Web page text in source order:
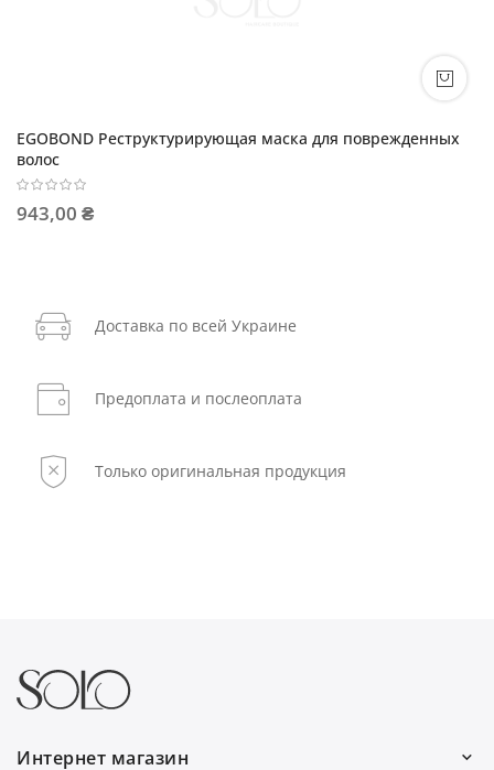
EGOBOND Реструктурирующая маска для поврежденных
волос
943,00 ₴
Доставка по всей Украине
Предоплата и послеоплата
Только оригинальная продукция
Интернет магазин